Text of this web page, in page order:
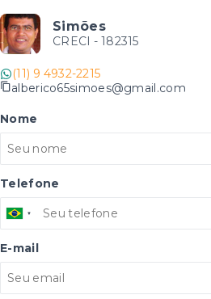
Simões
CRECI - 182315
(11) 9 4932-2215
alberico65simoes@gmail.com
Nome
Telefone
E-mail